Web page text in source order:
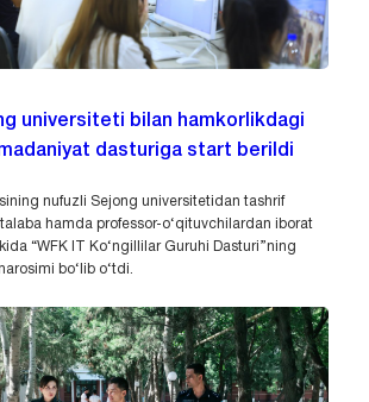
universiteti bilan hamkorlikdagi
dasturiga start berildi
nufuzli Sejong universitetidan tashrif
hamda professor-o‘qituvchilardan iborat
“WFK IT Ko‘ngillilar Guruhi Dasturi”ning
bo‘lib o‘tdi.